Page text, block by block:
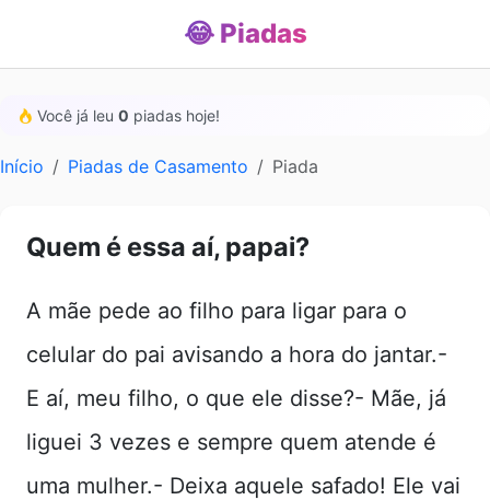
😂 Piadas
Você já leu 0 piadas hoje!
Início Piadas de Casamento Piada
Quem é essa aí, papai?
A mãe pede ao filho para ligar para o
celular do pai avisando a hora do jantar.-
E aí, meu filho, o que ele disse?- Mãe, já
liguei 3 vezes e sempre quem atende é
uma mulher.- Deixa aquele safado! Ele vai